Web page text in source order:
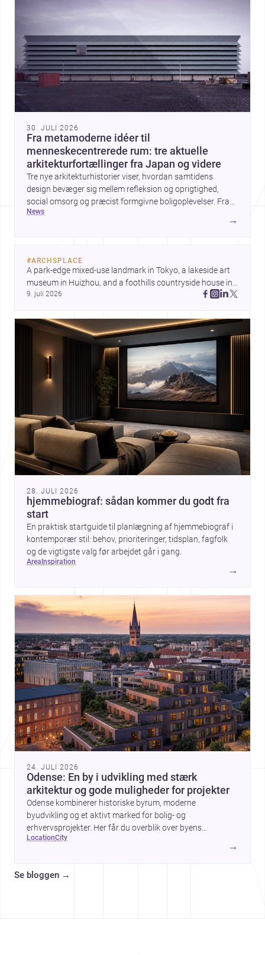
30. JULI 2026
Fra metamoderne idéer til
menneskecentrerede rum: tre aktuelle
arkitekturfortællinger fra Japan og videre
Tre nye arkitekturhistorier viser, hvordan samtidens
design bevæger sig mellem refleksion og oprigtighed,
social omsorg og præcist formgivne boligoplevelser. Fra
den teoretiske diskussion om metamodernisme til et
news
→
#ARCHSPLACE
A park-edge mixed-use landmark in Tokyo, a lakeside art
museum in Huizhou, and a foothills countryside house in
Cayambe show architecture shaping place, culture, and
9. juli 2026
28. JULI 2026
hjemmebiograf: sådan kommer du godt fra
start
En praktisk startguide til planlægning af hjemmebiograf i
kontemporær stil: behov, prioriteringer, tidsplan, fagfolk
og de vigtigste valg før arbejdet går i gang.
area inspiration
→
24. JULI 2026
Odense: En by i udvikling med stærk
arkitektur og gode muligheder for projekter
Odense kombinerer historiske byrum, moderne
byudvikling og et aktivt marked for bolig- og
erhvervsprojekter. Her får du overblik over byens
arkitektur, byggemæssige prisniveau og hvorfor byen er
interessant for dig, der planlægger at bygge, renovere eller
location city
→
Se bloggen →